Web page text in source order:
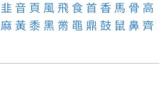
韭 音 頁 風飛食首 香 馬 骨 高
麻 黃 黍 黑 黹 黽鼎 鼓 鼠 鼻 齊